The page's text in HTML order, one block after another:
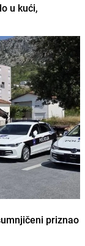
u kući,
priznao